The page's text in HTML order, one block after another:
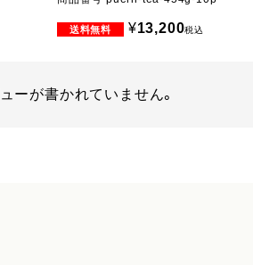
¥13,200税込
ーが書かれていません。